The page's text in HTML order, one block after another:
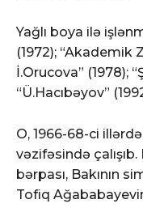
Yağlı boya ilə
(1972); “Akademik
İ.Orucova” (1978);
“Ü.Hacıbəyov”
O, 1966-68-ci
vəzifəsində
bərpası, Bakının
Tofiq